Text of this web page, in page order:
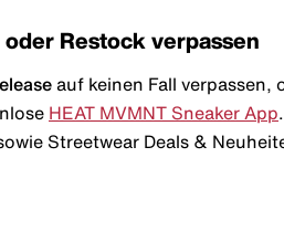
Restock verpassen
auf keinen Fall verpassen,
HEAT MVMNT Sneaker App
Streetwear Deals &